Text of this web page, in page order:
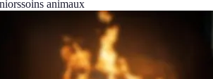
soins animaux